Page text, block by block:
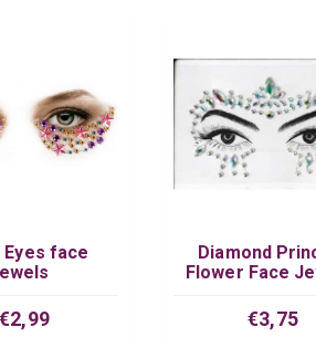
face
€2,99
Diamond
Flower Face
€3,75